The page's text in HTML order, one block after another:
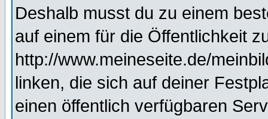
Deshalb musst du zu einem
auf einem für die Öffentlichkeit
http://www.meineseite.de/
linken, die sich auf deiner
einen öffentlich verfügbaren